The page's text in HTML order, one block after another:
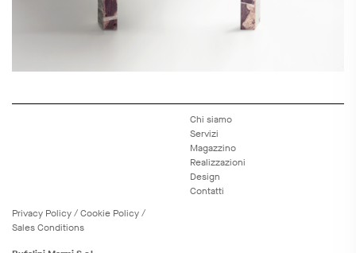
Privacy Policy/Cookie Policy/
Sales Conditions
Chi siamo
Servizi
Magazzino
Realizzazioni
Design
Contatti